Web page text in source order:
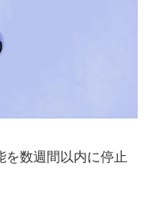
を数週間以内に停止